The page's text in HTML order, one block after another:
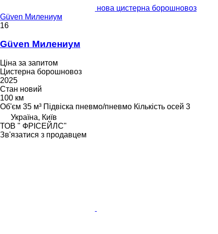
нова цистерна борошновоз
Güven Милениум
16
Güven Милениум
Ціна за запитом
Цистерна борошновоз
2025
Стан новий
100 км
Об'єм 35 м³ Підвіска пневмо/пневмо Кількість осей 3
Україна, Київ
ТОВ " ФРІСЕЙЛС"
Зв'язатися з продавцем